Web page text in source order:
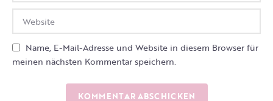
Name, E-Mail-Adresse und Website in diesem Browser für
meinen nächsten Kommentar speichern.